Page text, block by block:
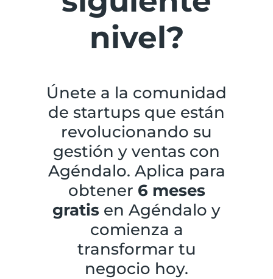
nivel?
Únete a la comunidad
de startups que están
revolucionando su
gestión y ventas con
Agéndalo. Aplica para
obtener 6 meses
gratis en Agéndalo y
comienza a
transformar tu
negocio hoy.